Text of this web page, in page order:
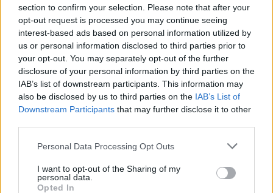
section to confirm your selection. Please note that after your
opt-out request is processed you may continue seeing
interest-based ads based on personal information utilized by
us or personal information disclosed to third parties prior to
your opt-out. You may separately opt-out of the further
disclosure of your personal information by third parties on the
IAB’s list of downstream participants. This information may
also be disclosed by us to third parties on the IAB’s List of
Downstream Participants that may further disclose it to other
Personal Data Processing Opt Outs
I want to opt-out of the Sharing of my
personal data.
Opted In
06.08.2026 -Bosch Powertrain s.r.o. • seřizování strojů • mzda
náborový bonus 100.000 Kč • ubytování (Jihlava, okres Jihlava)
... další nabídky zaměstnání
Vybrané články
Prima sport - co nabídne v prvním
vysílacím týdnu
Kdy a kde bude Prima sport k